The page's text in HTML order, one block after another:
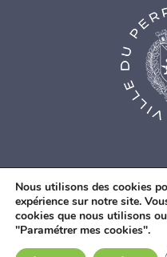
© Agence Web Fidesio|
Nous utilisons des cookies
expérience sur notre site.
cookies que nous utilisons
"Paramétrer mes cookies".